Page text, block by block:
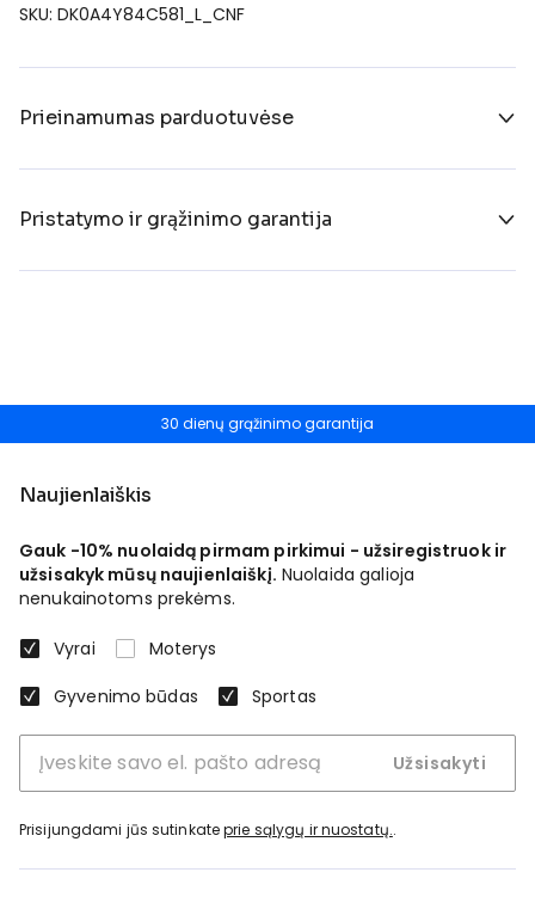
SKU: DK0A4Y84C581_L_CNF
Prieinamumas parduotuvėse
Pristatymo ir grąžinimo garantija
30 dienų grąžinimo garantija
Naujienlaiškis
Gauk -10% nuolaidą pirmam pirkimui - užsiregistruok ir
užsisakyk mūsų naujienlaiškį. Nuolaida galioja
nenukainotoms prekėms.
Vyrai
Moterys
Gyvenimo būdas
Sportas
Užsisakyti
Prisijungdami jūs sutinkateprie sąlygų ir nuostatų..